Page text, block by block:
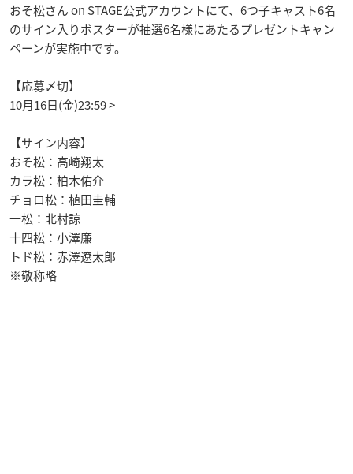
おそ松さん on STAGE公式アカウントにて、6つ子キャスト6名
のサイン入りポスターが抽選6名様にあたるプレゼントキャン
ペーンが実施中です。
【応募〆切】
10月16日(金)23:59 >
【サイン内容】
おそ松：高崎翔太
カラ松：柏木佑介
チョロ松：植田圭輔
一松：北村諒
十四松：小澤廉
トド松：赤澤遼太郎
※敬称略